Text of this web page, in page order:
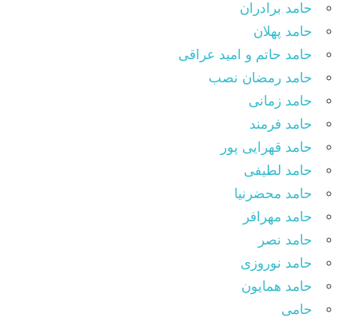
حامد برادران
حامد پهلان
حامد حاتم و امید عراقی
حامد رمضان نصب
حامد زمانی
حامد فرمند
حامد قهرایی پور
حامد لطیفی
حامد محضرنیا
حامد مهرافر
حامد نصر
حامد نوروزی
حامد همایون
حامی